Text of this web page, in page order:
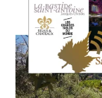
WINE
TASTING
VOUCHER,
CÔTES-
DE-
PROVENCE,